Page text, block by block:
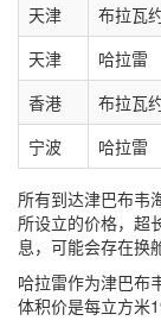
天津
布拉瓦
天津
哈拉雷
香港
布拉瓦
宁波
哈拉雷
所有到达津巴布韦
所设立的价格，超
息，可能会存在换
哈拉雷作为津巴布
体积价是每立方米